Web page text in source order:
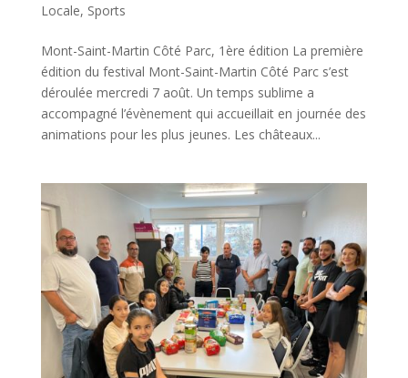
Locale, Sports
Mont-Saint-Martin Côté Parc, 1ère édition La première
édition du festival Mont-Saint-Martin Côté Parc s’est
déroulée mercredi 7 août. Un temps sublime a
accompagné l’évènement qui accueillait en journée des
animations pour les plus jeunes. Les châteaux...